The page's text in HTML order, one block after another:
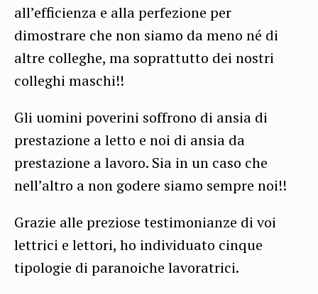
all’efficienza e alla perfezione per
dimostrare che non siamo da meno né di
altre colleghe, ma soprattutto dei nostri
colleghi maschi!!
Gli uomini poverini soffrono di ansia di
prestazione a letto e noi di ansia da
prestazione a lavoro. Sia in un caso che
nell’altro a non godere siamo sempre noi!!
Grazie alle preziose testimonianze di voi
lettrici e lettori, ho individuato cinque
tipologie di paranoiche lavoratrici.